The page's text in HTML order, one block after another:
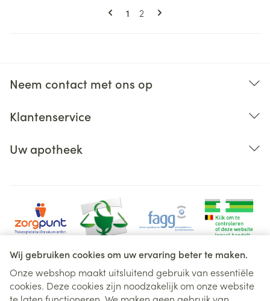
Wij gebruiken cookies om uw ervaring beter te maken.
Onze webshop maakt uitsluitend gebruik van essentiële
cookies. Deze cookies zijn noodzakelijk om onze website
Pagina's
U lees momenteel pagina
1 Pagina
2
Neem contact met ons op
Klantenservice
Uw apotheek
Juridische links